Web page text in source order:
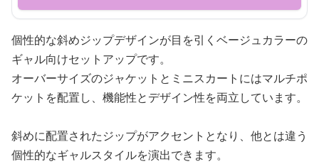
個性的な斜めジップデザインが目を引くベージュカラーの
ギャル向けセットアップです。
オーバーサイズのジャケットとミニスカートにはマルチポ
ケットを配置し、機能性とデザイン性を両立しています。
斜めに配置されたジップがアクセントとなり、他とは違う
個性的なギャルスタイルを演出できます。